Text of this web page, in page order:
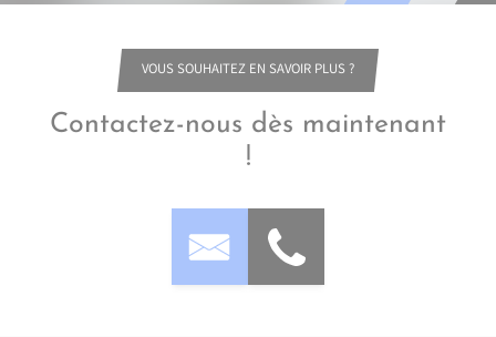
VOUS SOUHAITEZ EN SAVOIR PLUS ?
Contactez-nous dès maintenant
!